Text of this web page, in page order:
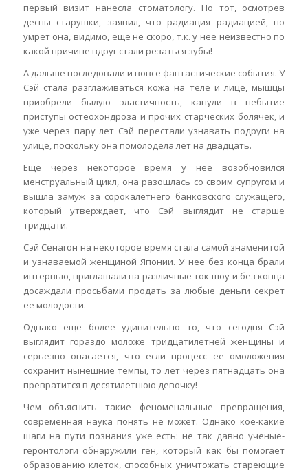
первый визит нанесла стоматологу. Но тот, осмотрев
десны старушки, заявил, что радиация радиацией, но
умрет она, видимо, еще не скоро, т.к. у нее неизвестно по
какой причине вдруг стали резаться зубы!
А дальше последовали и вовсе фантастические события. У
Сэй стала разглаживаться кожа на теле и лице, мышцы
приобрели былую эластичность, канули в небытие
приступы остеохондроза и прочих старческих болячек, и
уже через пару лет Сэй перестали узнавать подруги на
улице, поскольку она помолодела лет на двадцать.
Еще через некоторое время у нее возобновился
менструальный цикл, она разошлась со своим супругом и
вышла замуж за сорокалетнего банковского служащего,
который утверждает, что Сэй выглядит не старше
тридцати.
Сэй Сенагон на некоторое время стала самой знаменитой
и узнаваемой женщиной Японии. У нее без конца брали
интервью, приглашали на различные ток-шоу и без конца
досаждали просьбами продать за любые деньги секрет
ее молодости.
Однако еще более удивительно то, что сегодня Сэй
выглядит гораздо моложе тридцатилетней женщины и
серьезно опасается, что если процесс ее омоложения
сохранит нынешние темпы, то лет через пятнадцать она
превратится в десятилетнюю девочку!
Чем объяснить такие феноменальные превращения,
современная наука понять не может. Однако кое-какие
шаги на пути познания уже есть: не так давно ученые-
геронтологи обнаружили ген, который как бы помогает
образованию клеток, способных уничтожать стареющие